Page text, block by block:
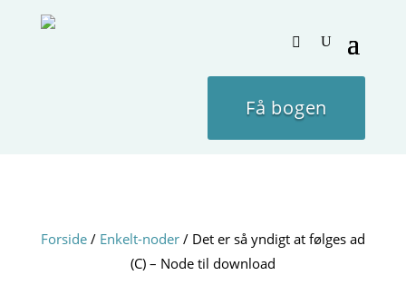
Få bogen
Forside/ Enkelt-noder/ Det er så yndigt at følges ad
(C) – Node til download